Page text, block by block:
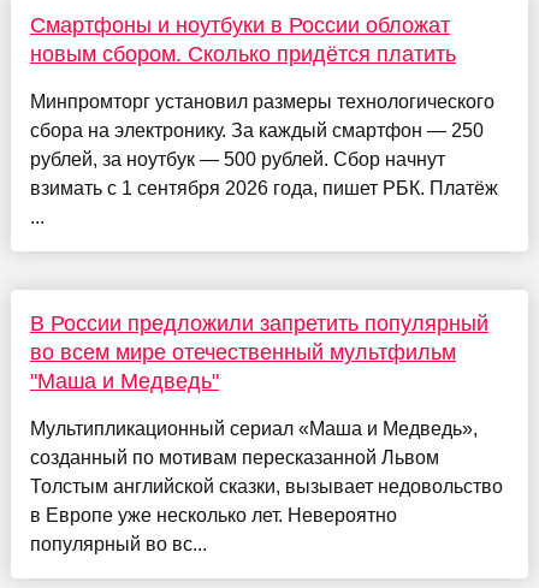
Смартфоны и ноутбуки в России обложат
новым сбором. Сколько придётся платить
Минпромторг установил размеры технологического
сбора на электронику. За каждый смартфон — 250
рублей, за ноутбук — 500 рублей. Сбор начнут
взимать с 1 сентября 2026 года, пишет РБК. Платёж
...
В России предложили запретить популярный
во всем мире отечественный мультфильм
"Маша и Медведь"
Мультипликационный сериал «Маша и Медведь»,
созданный по мотивам пересказанной Львом
Толстым английской сказки, вызывает недовольство
в Европе уже несколько лет. Невероятно
популярный во вс...